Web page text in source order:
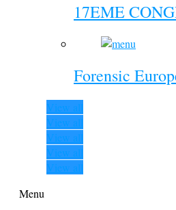
17EME
Forensic
View all
View all
View all
View all
View all
Menu